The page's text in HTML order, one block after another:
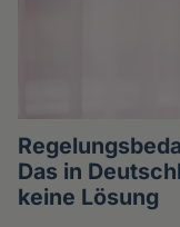
Das in
keine Lösung